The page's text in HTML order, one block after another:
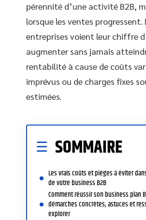
pérennité d’une activité B2B,
lorsque les ventes progressent.
entreprises voient leur chiffre
augmenter sans jamais
rentabilité à cause de coûts
imprévus ou de charges fixes
estimées.
SOMMAIRE
Les vrais coûts et pièges à éviter
de votre business B2B
Comment réussir son business plan
démarches concrètes, astuces et
explorer